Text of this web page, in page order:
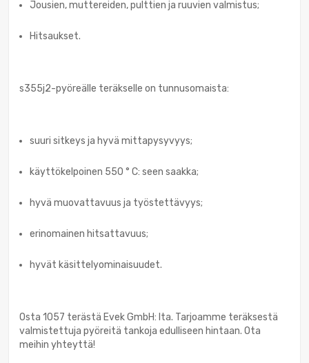
Jousien, muttereiden, pulttien ja ruuvien valmistus;
Hitsaukset.
s355j2-pyöreälle teräkselle on tunnusomaista:
suuri sitkeys ja hyvä mittapysyvyys;
käyttökelpoinen 550 ° C: seen saakka;
hyvä muovattavuus ja työstettävyys;
erinomainen hitsattavuus;
hyvät käsittelyominaisuudet.
Osta 1057 terästä Evek GmbH: lta. Tarjoamme teräksestä
valmistettuja pyöreitä tankoja edulliseen hintaan. Ota
meihin yhteyttä!